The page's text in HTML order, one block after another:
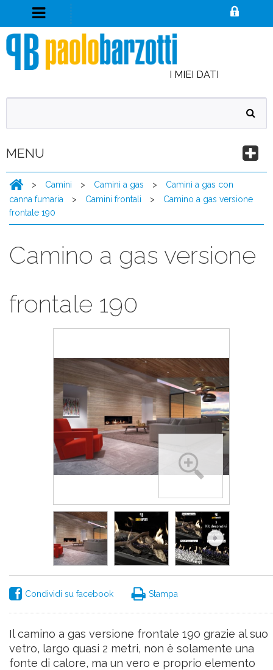
I MIEI DATI
MENU
> Camini > Camini a gas >
Camini a gas con
canna fumaria
> Camini frontali >
Camino a gas versione
frontale 190
Camino a gas versione
frontale 190
Condividi su facebook Stampa
Il camino a gas versione frontale 190 grazie al suo
vetro, largo quasi 2 metri, non è solamente una
fonte di calore, ma un vero e proprio elemento